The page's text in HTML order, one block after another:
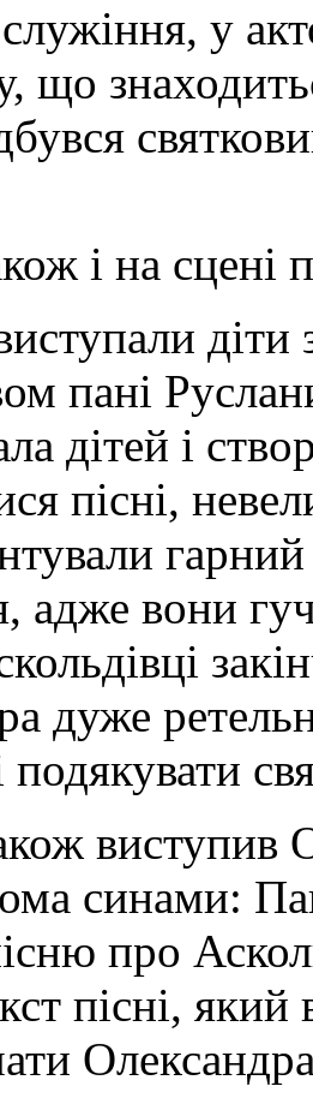
у
що
і на сцені
діти
пані
дітей і
пісні,
адже вони
дуже
подякувати
виступив
синами:
про
пісні,